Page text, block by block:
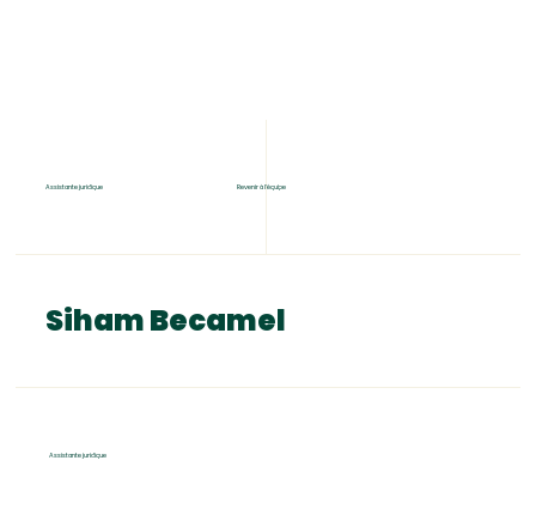
Siham Becamel
Assistante juridique
Assistante juridique
Revenir à l'équipe